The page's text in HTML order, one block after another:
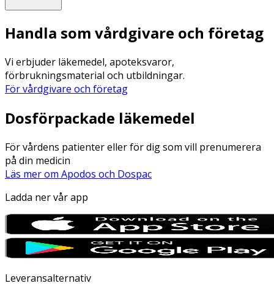
Handla som vårdgivare och företag
Vi erbjuder läkemedel, apoteksvaror,
förbrukningsmaterial och utbildningar.
För vårdgivare och företag
Dosförpackade läkemedel
För vårdens patienter eller för dig som vill prenumerera
på din medicin
Läs mer om Apodos och Dospac
Ladda ner vår app
Leveransalternativ